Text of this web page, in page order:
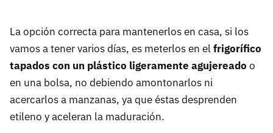
La opción correcta para mantenerlos en casa, si los
vamos a tener varios días, es meterlos en el frigorífico
tapados con un plástico ligeramente agujereado o
en una bolsa, no debiendo amontonarlos ni
acercarlos a manzanas, ya que éstas desprenden
etileno y aceleran la maduración.